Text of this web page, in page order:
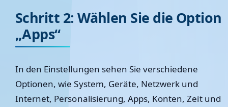
Schritt 2: Wählen Sie die Option
„Apps“
In den Einstellungen sehen Sie verschiedene
Optionen, wie System, Geräte, Netzwerk und
Internet, Personalisierung, Apps, Konten, Zeit und